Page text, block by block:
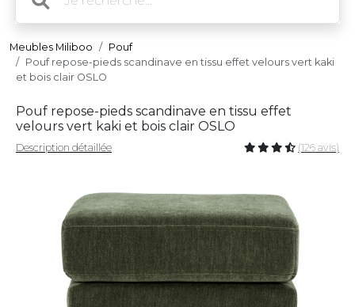
Meubles Miliboo
Pouf
Pouf repose-pieds scandinave en tissu effet velours vert kaki
et bois clair OSLO
Pouf repose-pieds scandinave en tissu effet
velours vert kaki et bois clair OSLO
Description détaillée (126 avis)